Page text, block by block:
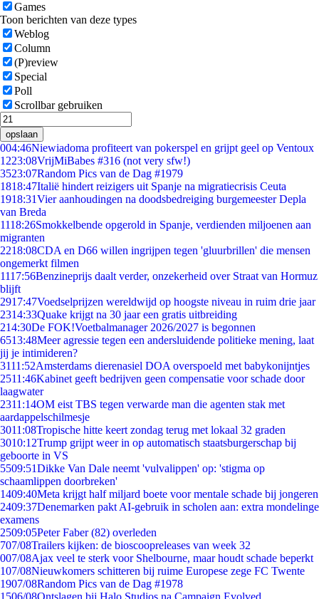
Games
Toon berichten van deze types
Weblog
Column
(P)review
Special
Poll
Scrollbar gebruiken
opslaan
004:46Niewiadoma profiteert van pokerspel en grijpt geel op Ventoux
1223:08VrijMiBabes #316 (not very sfw!)
3523:07Random Pics van de Dag #1979
1818:47Italië hindert reizigers uit Spanje na migratiecrisis Ceuta
1918:31Vier aanhoudingen na doodsbedreiging burgemeester Depla
van Breda
1118:26Smokkelbende opgerold in Spanje, verdienden miljoenen aan
migranten
2218:08CDA en D66 willen ingrijpen tegen 'gluurbrillen' die mensen
ongemerkt filmen
1117:56Benzineprijs daalt verder, onzekerheid over Straat van Hormuz
blijft
2917:47Voedselprijzen wereldwijd op hoogste niveau in ruim drie jaar
2314:33Quake krijgt na 30 jaar een gratis uitbreiding
214:30De FOK!Voetbalmanager 2026/2027 is begonnen
6513:48Meer agressie tegen een andersluidende politieke mening, laat
jij je intimideren?
3111:52Amsterdams dierenasiel DOA overspoeld met babykonijntjes
2511:46Kabinet geeft bedrijven geen compensatie voor schade door
laagwater
2311:14OM eist TBS tegen verwarde man die agenten stak met
aardappelschilmesje
3011:08Tropische hitte keert zondag terug met lokaal 32 graden
3010:12Trump grijpt weer in op automatisch staatsburgerschap bij
geboorte in VS
5509:51Dikke Van Dale neemt 'vulvalippen' op: 'stigma op
schaamlippen doorbreken'
1409:40Meta krijgt half miljard boete voor mentale schade bij jongeren
2409:37Denemarken pakt AI-gebruik in scholen aan: extra mondelinge
examens
2509:05Peter Faber (82) overleden
707/08Trailers kijken: de bioscoopreleases van week 32
007/08Ajax veel te sterk voor Shelbourne, maar houdt schade beperkt
107/08Nieuwkomers schitteren bij ruime Europese zege FC Twente
1907/08Random Pics van de Dag #1978
1506/08Ontslagen bij Halo Studios na Campaign Evolved